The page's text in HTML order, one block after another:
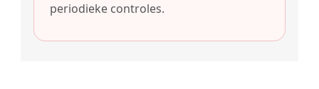
periodieke controles.